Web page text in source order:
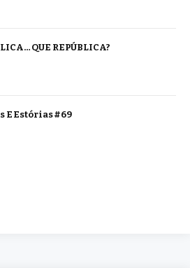
QUE REPÚBLICA?
E Estórias #69